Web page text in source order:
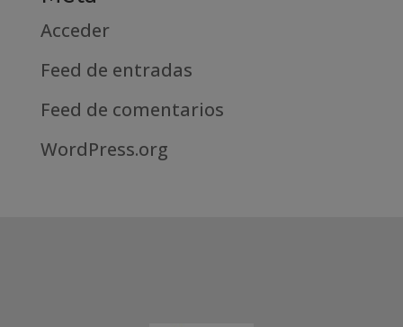
Acceder
Feed de entradas
Feed de comentarios
WordPress.org